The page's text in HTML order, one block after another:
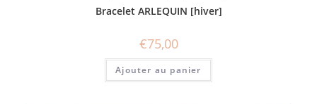
Bracelet ARLEQUIN [hiver]
€75,00
Ajouter au panier